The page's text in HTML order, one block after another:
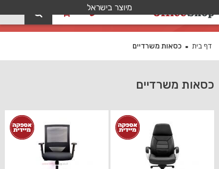
מיוצר בישראל
כסאות משרדיים
דף בית ■ כסאות משרדיים
כסאות משרדיים